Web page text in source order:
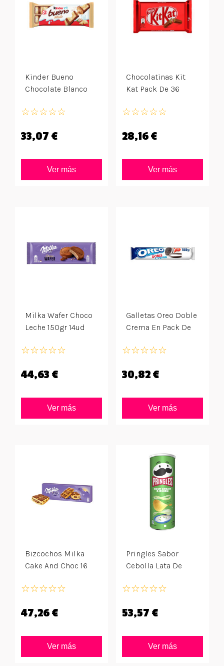
Kinder Bueno
Chocolate Blanco
☆☆☆☆☆
33,07 €
Ver más
Chocolatinas Kit
Kat Pack De 36
☆☆☆☆☆
28,16 €
Ver más
Milka Wafer Choco
Leche 150gr 14ud
☆☆☆☆☆
44,63 €
Ver más
Galletas Oreo Doble
Crema En Pack De
☆☆☆☆☆
30,82 €
Ver más
Bizcochos Milka
Cake And Choc 16
☆☆☆☆☆
47,26 €
Ver más
Pringles Sabor
Cebolla Lata De
☆☆☆☆☆
53,57 €
Ver más